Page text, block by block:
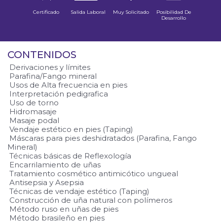
Certificado Salida Laboral Muy Solicitado
Posibilidad De
Desarrollo
CONTENIDOS
Derivaciones y límites
Parafina/Fango mineral
Usos de Alta frecuencia en pies
Interpretación pedigrafica
Uso de torno
Hidromasaje
Masaje podal
Vendaje estético en pies (Taping)
Máscaras para pies deshidratados (Parafina, Fango
Mineral)
Técnicas básicas de Reflexología
Encarrilamiento de uñas
Tratamiento cosmético antimicótico ungueal
Antisepsia y Asepsia
Técnicas de vendaje estético (Taping)
Construcción de uña natural con polímeros
Método ruso en uñas de pies
Método brasileño en pies